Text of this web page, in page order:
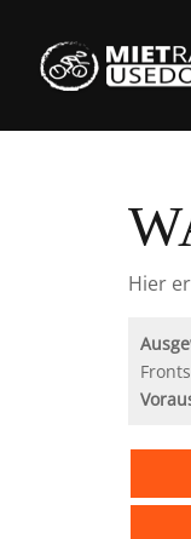
Hier